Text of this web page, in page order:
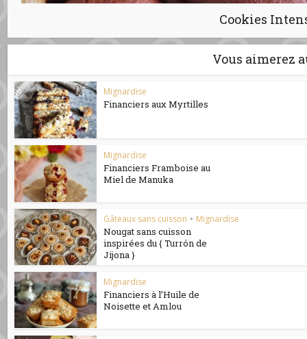
Cookies
Vous aimerez
Mignardise
Financiers aux Myrtilles
Mignardise
Financiers Framboise au
Miel de Manuka
Gâteaux sans cuisson • Mignardise
Nougat sans cuisson
inspirées du { Turrón de
Jijona }
Mignardise
Financiers à l’Huile de
Noisette et Amlou